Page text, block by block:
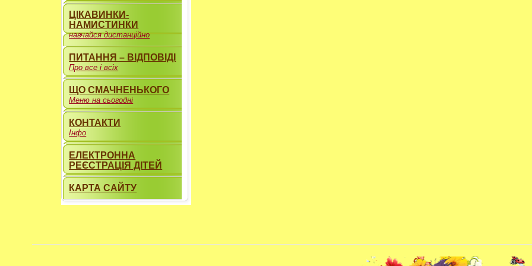
ЦІКАВИНКИ-
НАМИСТИНКИ
навчайся дистанційно
ПИТАННЯ – ВІДПОВІДІ
Про все і всіх
ЩО СМАЧНЕНЬКОГО
Меню на сьогодні
КОНТАКТИ
Інфо
ЕЛЕКТРОННА
РЕЄСТРАЦІЯ ДІТЕЙ
КАРТА САЙТУ